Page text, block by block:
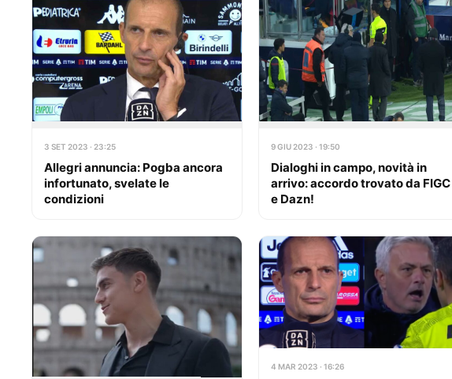
3 SET 2023 · 23:25
Allegri annuncia: Pogba ancora
infortunato, svelate le
condizioni
9 GIU 2023 · 19:50
Dialoghi in campo, novità in
arrivo: accordo trovato da FIGC
e Dazn!
4 MAR 2023 · 16:26